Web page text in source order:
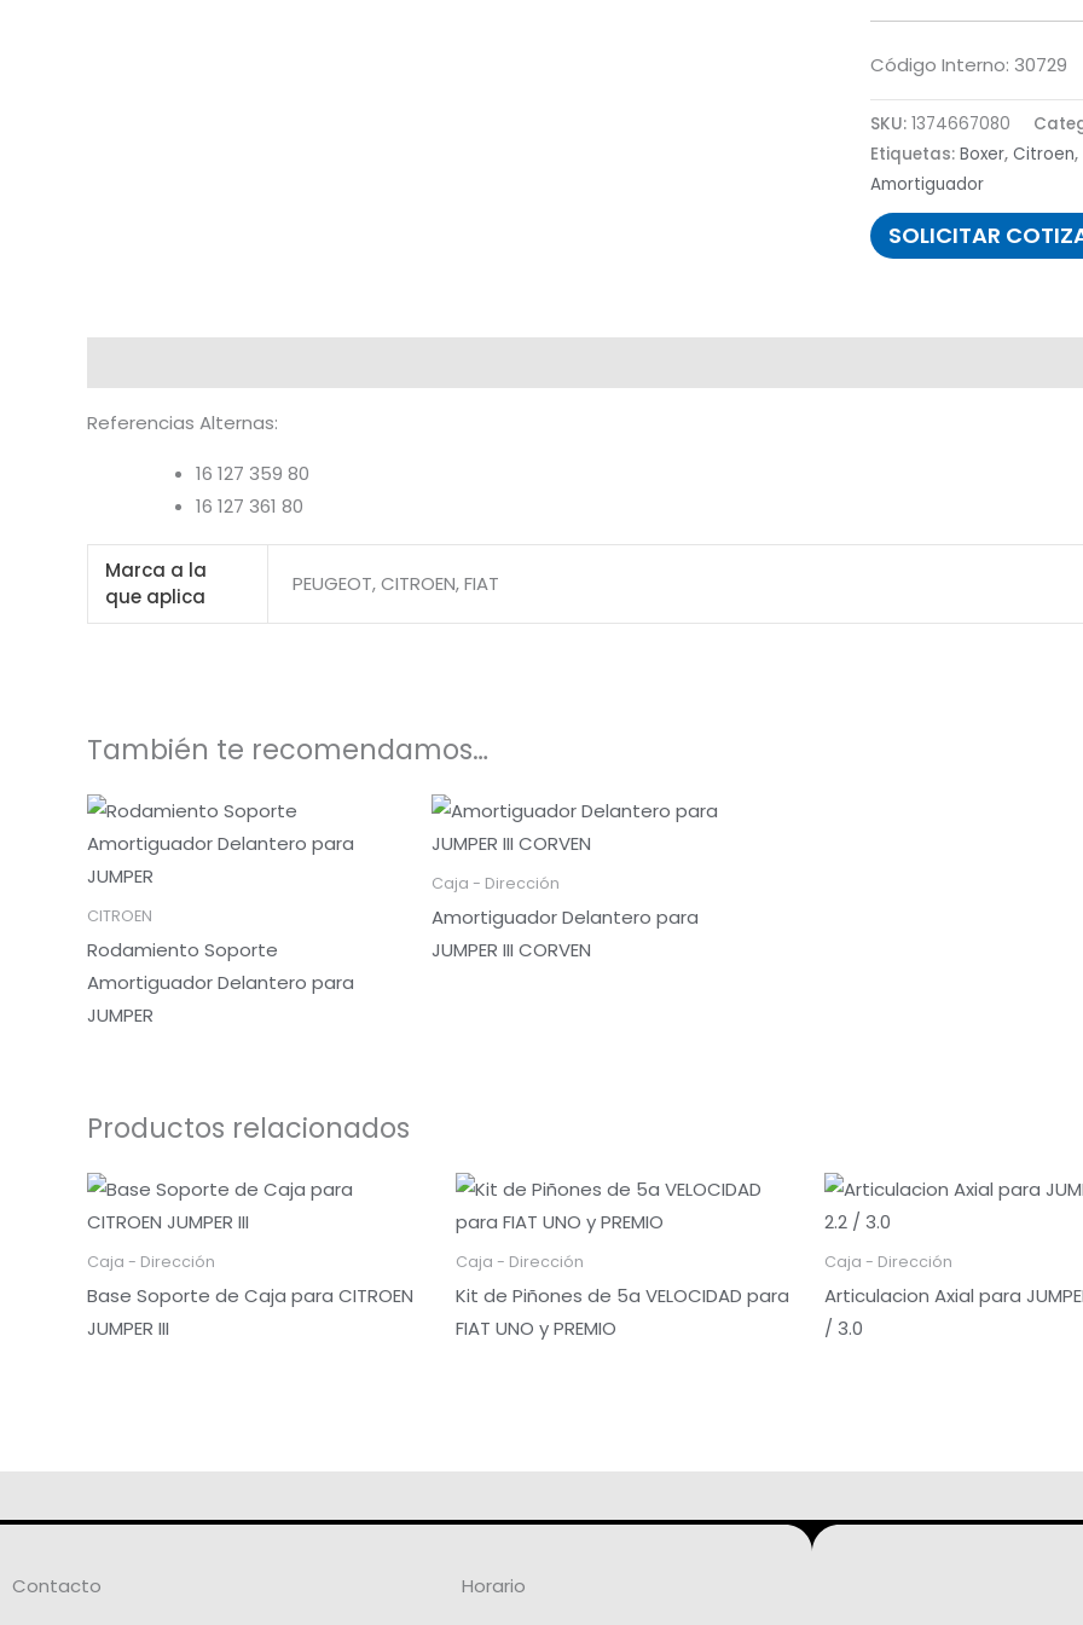
Código Interno: 30729
SKU: 1374667080
Etiquetas: Boxer, Citroen,
Amortiguador
SOLICITAR
Referencias Alternas:
16 127 359 80
16 127 361 80
Marca a la
que aplica
PEUGEOT, CITROEN, FIAT
También te recomendamos…
CITROEN
Rodamiento Soporte
Amortiguador Delantero para
JUMPER
Caja - Dirección
Amortiguador Delantero para
JUMPER III CORVEN
Productos relacionados
Caja - Dirección
Base Soporte de Caja para CITROEN
JUMPER III
Caja - Dirección
Kit de Piñones de 5a VELOCIDAD para
FIAT UNO y PREMIO
Caja - Dirección
Articulacion Axial para
/ 3.0
Contacto Horario